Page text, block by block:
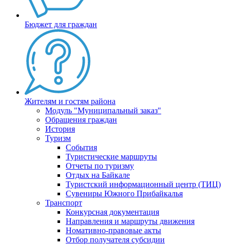
Бюджет для граждан
Жителям и гостям района
Модуль "Муниципальный заказ"
Обращения граждан
История
Туризм
События
Туристические маршруты
Отчеты по туризму
Отдых на Байкале
Туристский информационный центр (ТИЦ)
Сувениры Южного Прибайкалья
Транспорт
Конкурсная документация
Направления и маршруты движения
Номативно-правовые акты
Отбор получателя субсидии